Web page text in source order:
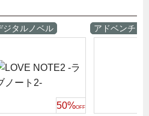
ジタルノベル
50%OFF
アドベンチャ